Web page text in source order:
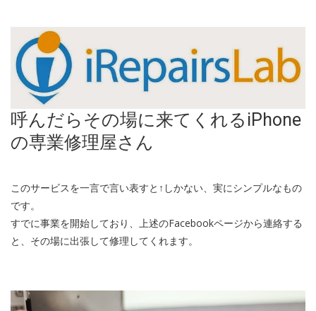
呼んだらその場に来てくれるiPhone
の専業修理屋さん
このサービスを一言で言い表すと↑しかない、実にシンプルなもの
です。
すでに事業を開始しており、上述のFacebookページから連絡する
と、その場に出張して修理してくれます。